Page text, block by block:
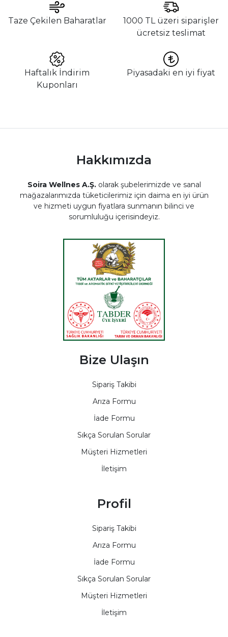
Taze Çekilen Baharatlar
1000 TL üzeri siparişler
ücretsiz teslimat
Haftalık İndirim
Kuponları
Piyasadaki en iyi fiyat
Hakkımızda
Soira Wellnes A.Ş.olarak şubelerimizde ve sanal
mağazalarımızda tüketicilerimiz için daima en iyi ürün
ve hizmeti uygun fiyatlara sunmanın bilinci ve
sorumluluğu içerisindeyiz.
Bize Ulaşın
Sipariş Takibi
Arıza Formu
İade Formu
Sıkça Sorulan Sorular
Müşteri Hizmetleri
İletişim
Profil
Sipariş Takibi
Arıza Formu
İade Formu
Sıkça Sorulan Sorular
Müşteri Hizmetleri
İletişim